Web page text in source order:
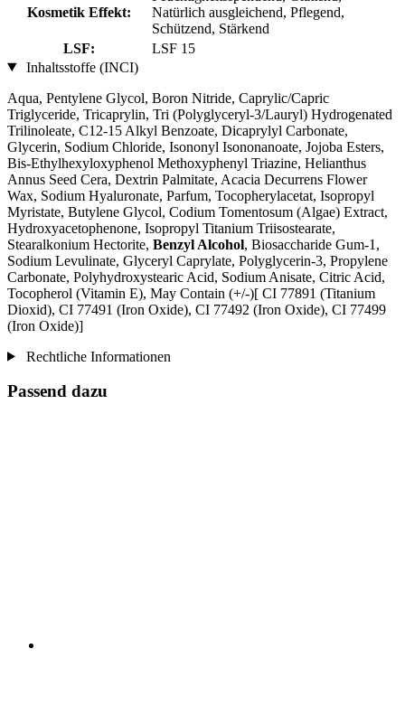
Kosmetik Effekt:
Natürlich ausgleichend, Pflegend,
Schützend, Stärkend
LSF:
LSF 15
Inhaltsstoffe (INCI)
Aqua, Pentylene Glycol, Boron Nitride, Caprylic/Capric
Triglyceride, Tricaprylin, Tri (Polyglyceryl-3/Lauryl) Hydrogenated
Trilinoleate, C12-15 Alkyl Benzoate, Dicaprylyl Carbonate,
Glycerin, Sodium Chloride, Isononyl Isononanoate, Jojoba Esters,
Bis-Ethylhexyloxyphenol Methoxyphenyl Triazine, Helianthus
Annus Seed Cera, Dextrin Palmitate, Acacia Decurrens Flower
Wax, Sodium Hyaluronate, Parfum, Tocopherylacetat, Isopropyl
Myristate, Butylene Glycol, Codium Tomentosum (Algae) Extract,
Hydroxyacetophenone, Isopropyl Titanium Triisostearate,
Stearalkonium Hectorite, Benzyl Alcohol, Biosaccharide Gum-1,
Sodium Levulinate, Glyceryl Caprylate, Polyglycerin-3, Propylene
Carbonate, Polyhydroxystearic Acid, Sodium Anisate, Citric Acid,
Tocopherol (Vitamin E), May Contain (+/-)[ CI 77891 (Titanium
Dioxid), CI 77491 (Iron Oxide), CI 77492 (Iron Oxide), CI 77499
(Iron Oxide)]
Rechtliche Informationen
Passend dazu